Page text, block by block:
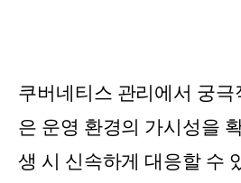
쿠버네티스 관리에서 궁극
은 운영 환경의 가시성을
생 시 신속하게 대응할 수